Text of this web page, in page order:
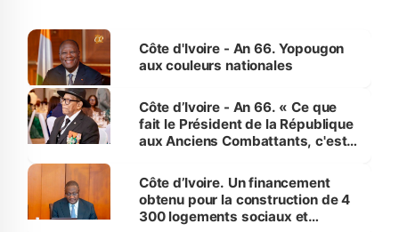
Côte d'Ivoire - An 66. Yopougon
aux couleurs nationales
Côte d’Ivoire - An 66. « Ce que
fait le Président de la République
aux Anciens Combattants, c'est
Côte d’Ivoire. Un financement
obtenu pour la construction de 4
300 logements sociaux et